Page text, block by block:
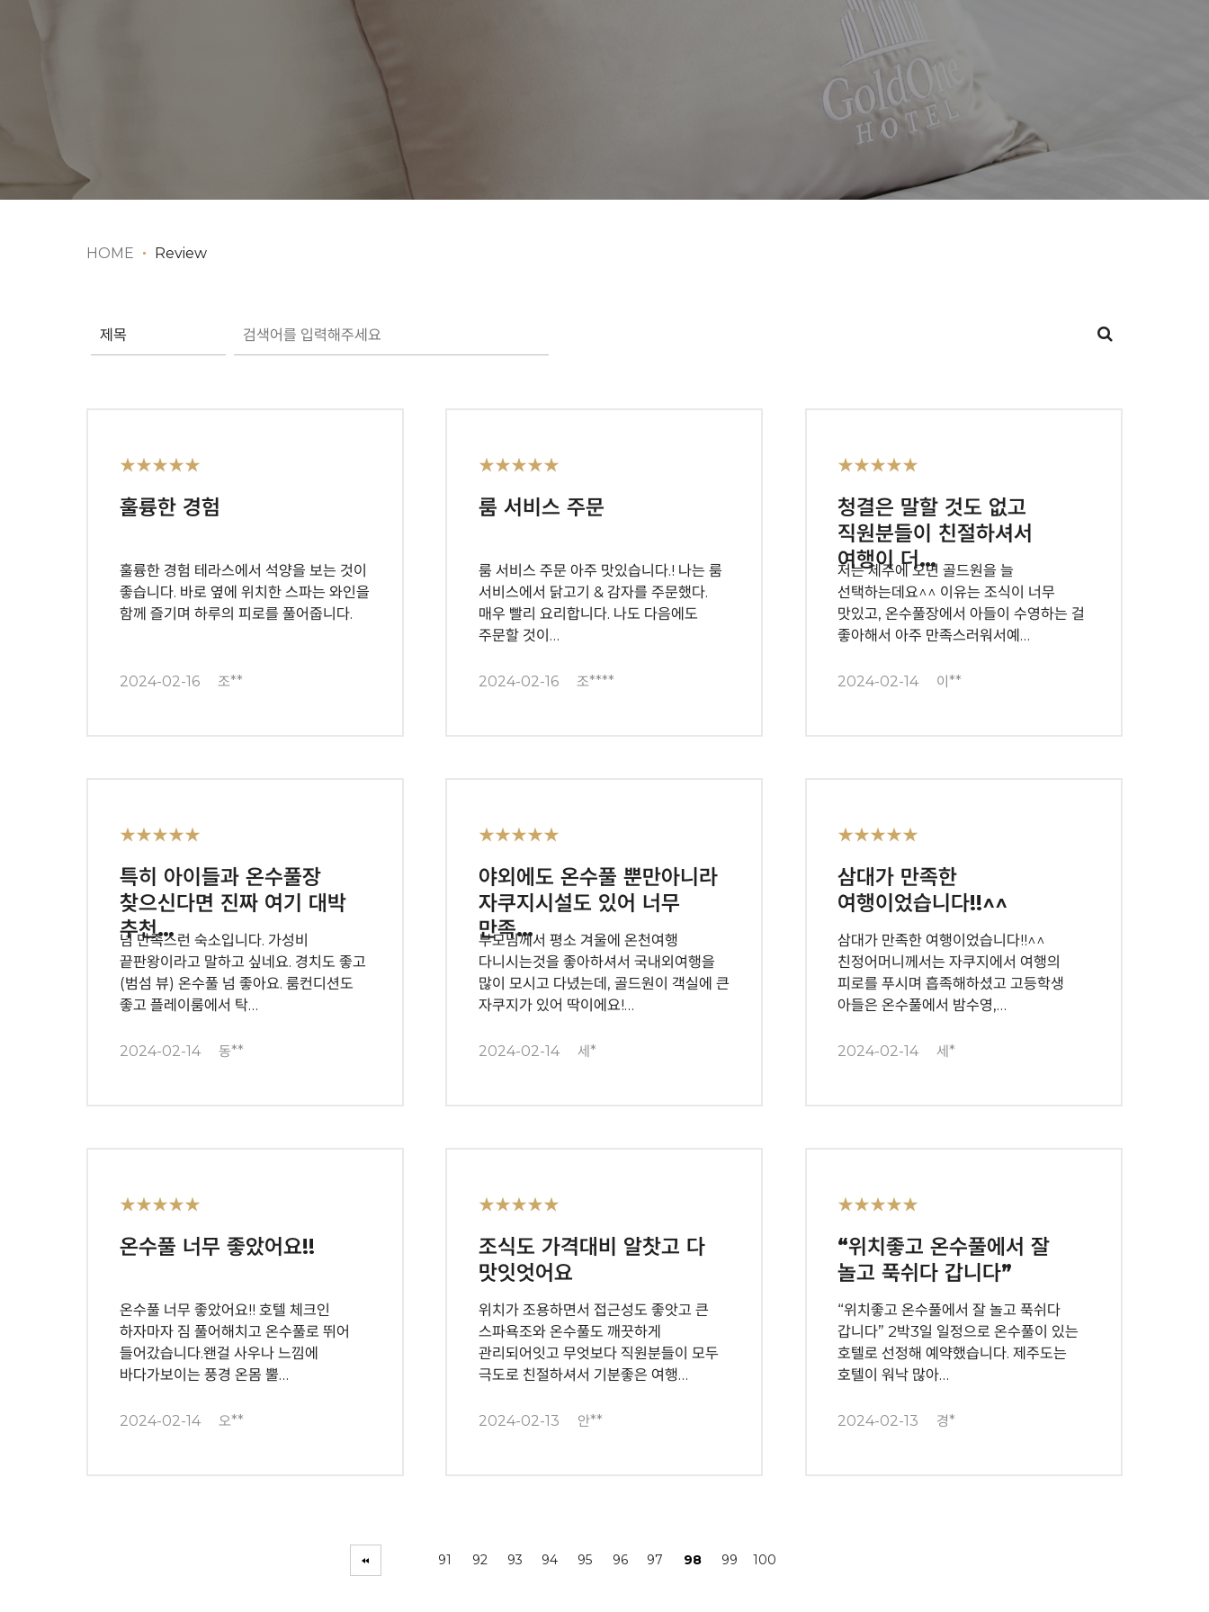
HOME Review
★★★★★
훌륭한 경험
훌륭한 경험 테라스에서 석양을 보는 것이
좋습니다. 바로 옆에 위치한 스파는 와인을
함께 즐기며 하루의 피로를 풀어줍니다.
2024-02-16 조**
★★★★★
룸 서비스 주문
룸 서비스 주문 아주 맛있습니다.! 나는 룸
서비스에서 닭고기 & 감자를 주문했다.
매우 빨리 요리합니다. 나도 다음에도
주문할 것이…
2024-02-16 조****
★★★★★
청결은 말할 것도 없고
직원분들이 친절하셔서
여행이 더…
저는 제주에 오면 골드원을 늘
선택하는데요^^ 이유는 조식이 너무
맛있고, 온수풀장에서 아들이 수영하는 걸
좋아해서 아주 만족스러워서예…
2024-02-14 이**
★★★★★
특히 아이들과 온수풀장
찾으신다면 진짜 여기 대박
추천…
넘 만족스런 숙소입니다. 가성비
끝판왕이라고 말하고 싶네요. 경치도 좋고
(범섬 뷰) 온수풀 넘 좋아요. 룸컨디션도
좋고 플레이룸에서 탁…
2024-02-14 동**
★★★★★
야외에도 온수풀 뿐만아니라
자쿠지시설도 있어 너무
만족…
부모님께서 평소 겨울에 온천여행
다니시는것을 좋아하셔서 국내외여행을
많이 모시고 다녔는데, 골드원이 객실에 큰
자쿠지가 있어 딱이에요!…
2024-02-14 세*
★★★★★
삼대가 만족한
여행이었습니다!!^^
삼대가 만족한 여행이었습니다!!^^
친정어머니께서는 자쿠지에서 여행의
피로를 푸시며 흡족해하셨고 고등학생
아들은 온수풀에서 밤수영,…
2024-02-14 세*
★★★★★
온수풀 너무 좋았어요!!
온수풀 너무 좋았어요!! 호텔 체크인
하자마자 짐 풀어해치고 온수풀로 뛰어
들어갔습니다.왠걸 사우나 느낌에
바다가보이는 풍경 온몸 뿔…
2024-02-14 오**
★★★★★
조식도 가격대비 알찻고 다
맛잇엇어요
위치가 조용하면서 접근성도 좋앗고 큰
스파욕조와 온수풀도 깨끗하게
관리되어잇고 무엇보다 직원분들이 모두
극도로 친절하셔서 기분좋은 여행…
2024-02-13 안**
★★★★★
“위치좋고 온수풀에서 잘
놀고 푹쉬다 갑니다”
“위치좋고 온수풀에서 잘 놀고 푹쉬다
갑니다” 2박3일 일정으로 온수풀이 있는
호텔로 선정해 예약했습니다. 제주도는
호텔이 워낙 많아…
2024-02-13 경*
91 92 93 94 95 96 97 98 99 100